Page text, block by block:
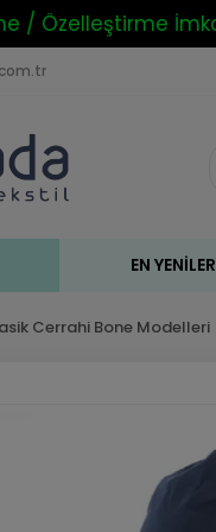
Özelleştirme İmkanı
EN YENILER
Cerrahi Bone Modelleri